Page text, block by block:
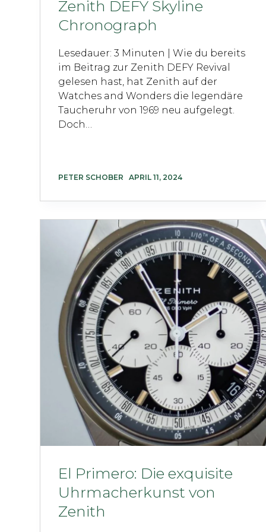
Zenith DEFY Skyline
Chronograph
Lesedauer: 3 Minuten | Wie du bereits
im Beitrag zur Zenith DEFY Revival
gelesen hast, hat Zenith auf der
Watches and Wonders die legendäre
Taucheruhr von 1969 neu aufgelegt.
Doch…
PETER SCHOBER APRIL 11, 2024
El Primero: Die exquisite
Uhrmacherkunst von
Zenith